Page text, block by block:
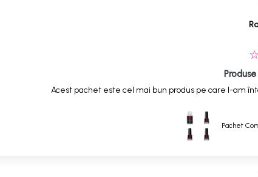
Acest pachet este cel mai bun produs pe care l-am
Pachet